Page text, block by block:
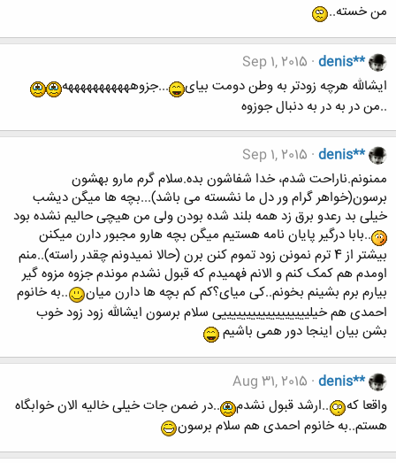
من خسته..
denis**
Sep 1, 2015
ایشالله هرچه زودتر به وطن دومت بیای
...جزوهههههههههههه
..من در به در به دنبال جوزوه
denis**
Sep 1, 2015
ممنونم.ناراحت شدم، خدا شفاشون بده.سلام گرم مارو بهشون
برسون(خواهر گرام ور دل ما نشسته می باشد)...بچه ها میگن دیشب
خیلی بد رعدو برق زد همه بلند شده بودن ولی من هیچی حالیم نشده بود
..بابا درگیر پایان نامه هستیم میگن بچه هارو مجبور دارن میکنن
بیشتر از 4 ترم نمونن زود تموم کنن برن (حالا نمیدونم چقدر راسته)..منم
اومدم هم کمک کنم و الانم فهمیدم که قبول نشدم موندم جزوه مزوه گیر
بیارم برم بشینم بخونم..کی میای؟کم کم بچه ها دارن میان
..به خانوم
احمدی هم خیلییییییییییییییییییی سلام برسون ایشالله زود زود خوب
بشن بیان اینجا دور همی باشیم
denis**
Aug 31, 2015
واقعا که
..ارشد قبول نشدم
..در ضمن جات خیلی خالیه الان خوابگاه
هستم..به خانوم احمدی هم سلام برسون